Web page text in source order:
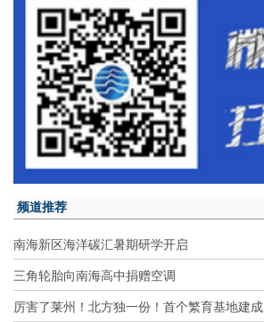
频道推荐
南海新区海洋碳汇暑期研学开启
三角轮胎向南海高中捐赠空调
厉害了莱州！北方独一份！首个繁育基地建成